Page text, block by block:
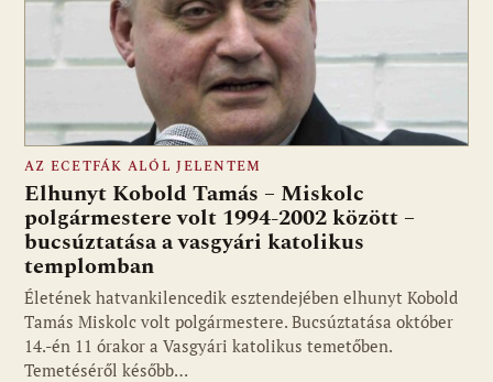
AZ ECETFÁK ALÓL JELENTEM
Elhunyt Kobold Tamás – Miskolc
polgármestere volt 1994-2002 között –
bucsúztatása a vasgyári katolikus
templomban
Életének hatvankilencedik esztendejében elhunyt Kobold
Tamás Miskolc volt polgármestere. Bucsúztatása október
14.-én 11 órakor a Vasgyári katolikus temetőben.
Temetéséről később…